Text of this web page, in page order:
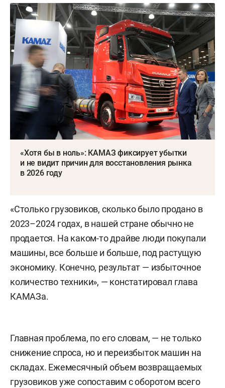
«Хотя бы в ноль»: КАМАЗ фиксирует убытки
и не видит причин для восстановления рынка
в 2026 году
«Столько грузовиков, сколько было продано в
2023–2024 годах, в нашей стране обычно не
продается. На каком-то драйве люди покупали
машины, все больше и больше, под растущую
экономику. Конечно, результат — избыточное
количество техники», — констатировал глава
КАМАЗа.
Главная проблема, по его словам, — не только
снижение спроса, но и переизбыток машин на
складах. Ежемесячный объем возвращаемых
грузовиков уже сопоставим с оборотом всего